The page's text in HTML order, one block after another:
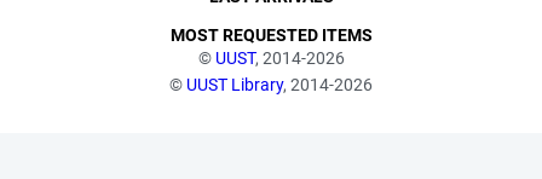
© UUST, 2014-2026
© UUST Library, 2014-2026
MOST REQUESTED ITEMS